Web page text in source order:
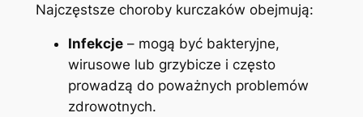
Najczęstsze choroby kurczaków obejmują:
Infekcje– mogą być bakteryjne,
wirusowe lub grzybicze i często
prowadzą do poważnych problemów
zdrowotnych.